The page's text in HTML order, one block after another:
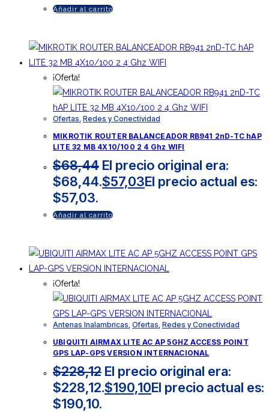
Añadir al carrito
¡Oferta!
Ofertas Redes y Conectividad
MIKROTIK ROUTER BALANCEADOR RB941 2nD-TC hAP
LITE 32 MB 4X10/100 2 4 Ghz WIFI
$68,44 El precio original era:
$68,44.$57,03El precio actual es:
$57,03.
Añadir al carrito
¡Oferta!
Antenas Inalambricas Ofertas Redes y Conectividad
UBIQUITI AIRMAX LITE AC AP 5GHZ ACCESS POINT
GPS LAP-GPS VERSION INTERNACIONAL
$228,12 El precio original era:
$228,12.$190,10El precio actual es:
$190,10.